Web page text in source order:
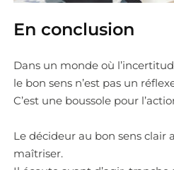
En conclusion
Dans un monde où
le bon sens n’est pas un
C’est une boussole pour
Le décideur au bon sens clair
maîtriser.